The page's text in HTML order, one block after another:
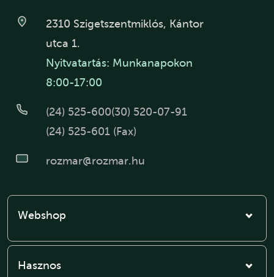
2310 Szigetszentmiklós, Kántor
utca 1.
Nyitvatartás: Munkanapokon
8:00-17:00
(24) 525-600(30) 520-07-91
(24) 525-601 (Fax)
rozmar@rozmar.hu
Webshop
Hasznos